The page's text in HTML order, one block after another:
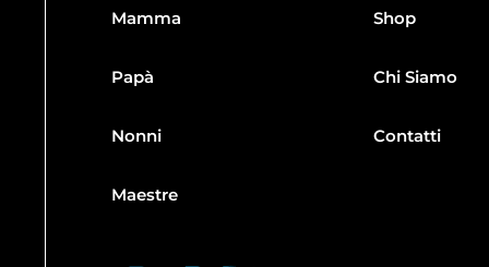
Mamma
Papà
Nonni
Maestre
Shop
Chi Siamo
Contatti